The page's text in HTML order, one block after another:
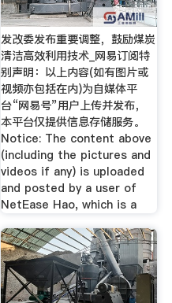
发改委发布重要调整，鼓励煤炭
清洁高效利用技术_网易订阅特
别声明：以上内容(如有图片或
视频亦包括在内)为自媒体平
台“网易号”用户上传并发布，
本平台仅提供信息存储服务。
Notice: The content above
(including the pictures and
videos if any) is uploaded
and posted by a user of
NetEase Hao, which is a